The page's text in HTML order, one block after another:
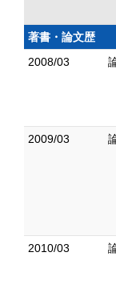
著書・論文歴
2008/03
2009/03
2010/03